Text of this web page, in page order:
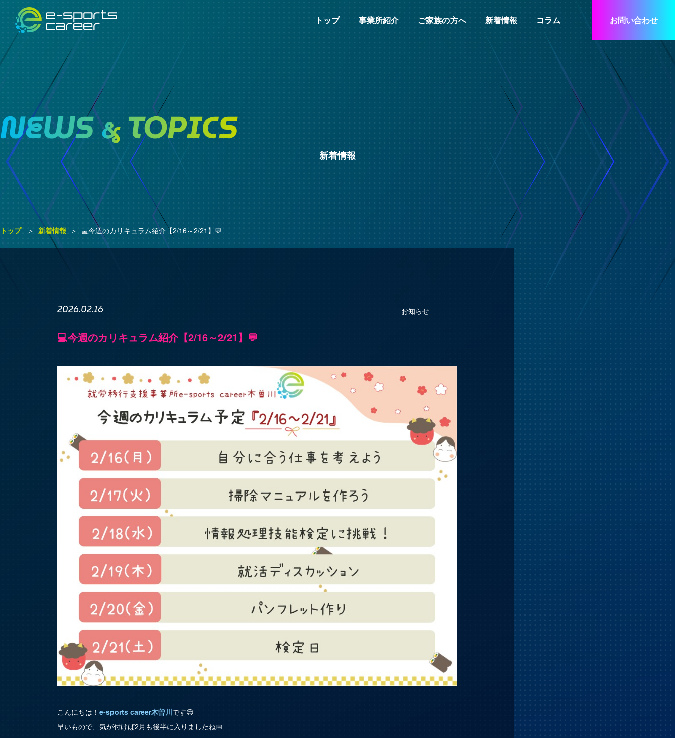
トップ 事業所紹介 ご家族の方へ 新着情報 コラム お問い合わせ
NEWS& TOPICS
新着情報
トップ 新着情報 💻今週のカリキュラム紹介【2/16～2/21】💬
2026.02.16 お知らせ
💻今週のカリキュラム紹介【2/16～2/21】💬
こんにちは！ e-sports career木曽川です😊
早いもので、気が付けば2月も後半に入りましたね📅